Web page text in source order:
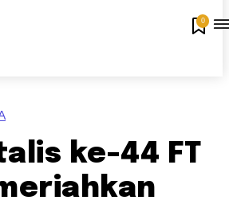
0
ke-44 FT